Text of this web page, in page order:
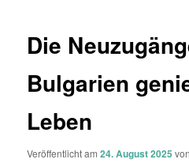
Die
Bulgarien
Leben
Veröffentlicht am24. August 2025